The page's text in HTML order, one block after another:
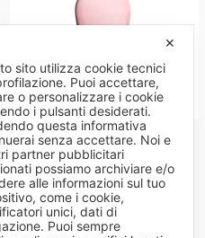
TITUS I
Vaso
Da480,00€
✕
sito utilizza cookie tecnici
Puoi accettare,
o personalizzare i cookie
i pulsanti desiderati.
questa informativa
senza accettare. Noi e
partner pubblicitari
possiamo archiviare e/o
alle informazioni sul tuo
come i cookie,
unici, dati di
Puoi sempre